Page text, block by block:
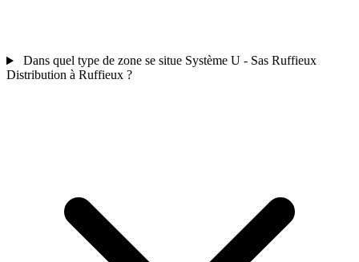
Dans quel type de zone se situe Système U - Sas Ruffieux
Distribution à Ruffieux ?